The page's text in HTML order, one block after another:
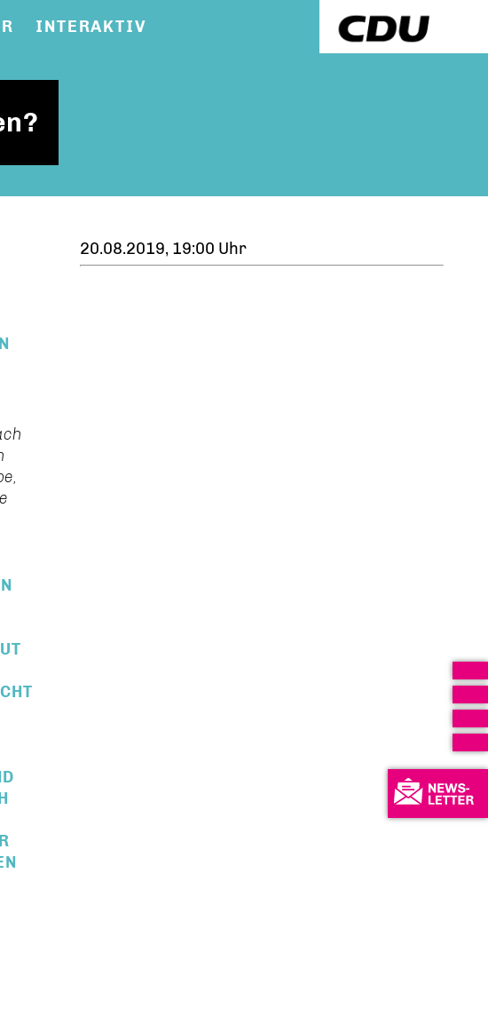
INTERAKTIV
20.08.2019, 19:00 Uhr